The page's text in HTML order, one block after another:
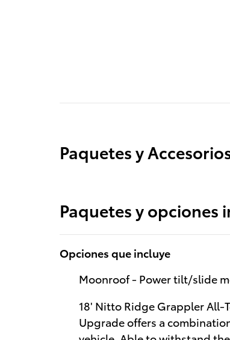
Paquetes y
Paquetes y opciones
Opciones que incluye
Moonroof - Power tilt/slide
18' Nitto Ridge Grappler All-
Upgrade offers a